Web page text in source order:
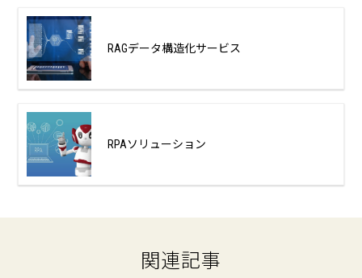
RAGデータ構造化サービス
RPAソリューション
関連記事